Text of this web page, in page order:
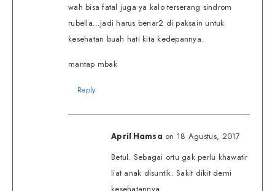
wah bisa fatal juga ya kalo terserang sindrom
rubella…jadi harus benar2 di paksain untuk
kesehatan buah hati kita kedepannya.
mantap mbak
Reply
April Hamsa on 18 Agustus, 2017
Betul. Sebagai ortu gak perlu khawatir
liat anak disuntik. Sakit dikit demi